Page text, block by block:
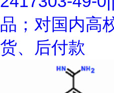
品；对国内高
货、后付款